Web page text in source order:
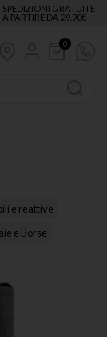
SPEDIZIONI GRATUITE
A PARTIRE DA 29.90€
0
e reattive
e Borse